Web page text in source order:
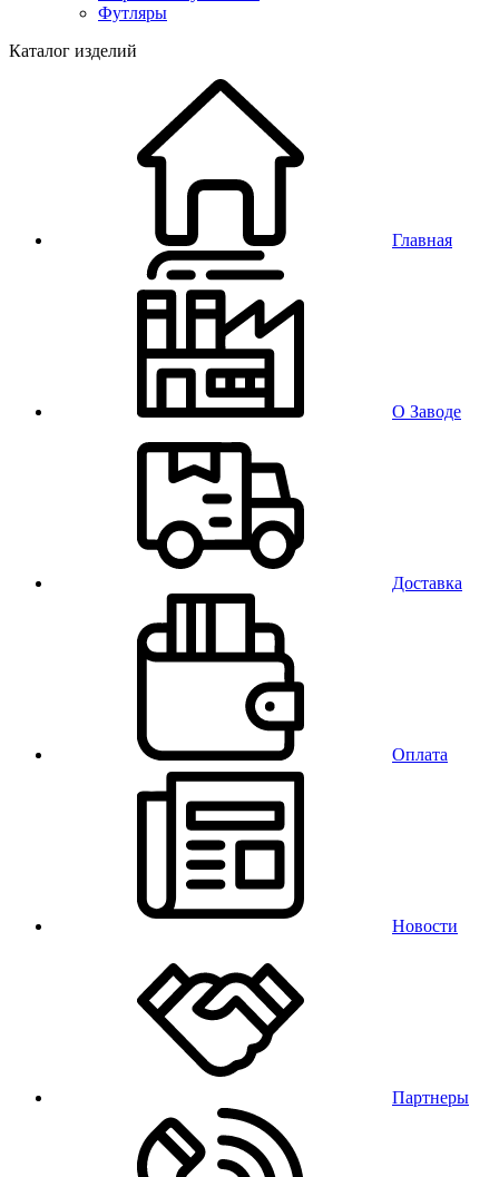
Футляры
Каталог изделий
Главная
О Заводе
Доставка
Оплата
Новости
Партнеры